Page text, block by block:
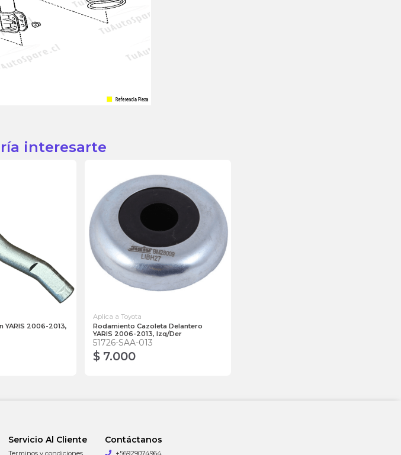
interesarte
YARIS 2006-2013,
Aplica a Toyota
Rodamiento Cazoleta Delantero
YARIS 2006-2013, Izq/Der
51726-SAA-013
$ 7.000
Servicio Al Cliente
Terminos y condiciones
Contáctanos
+56929074964